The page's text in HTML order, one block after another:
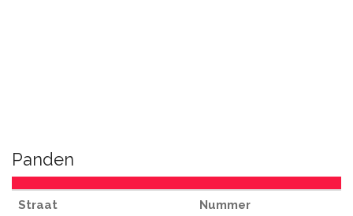
Panden
Straat Nummer